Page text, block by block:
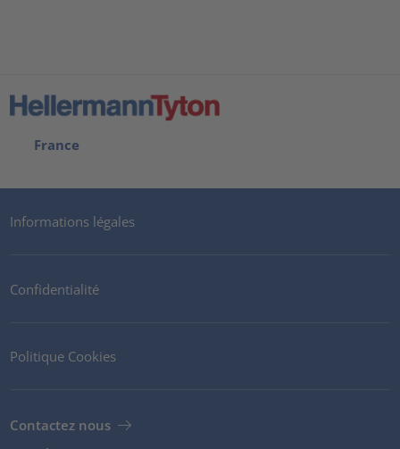
France
Informations légales
Confidentialité
Politique Cookies
Contactez nous